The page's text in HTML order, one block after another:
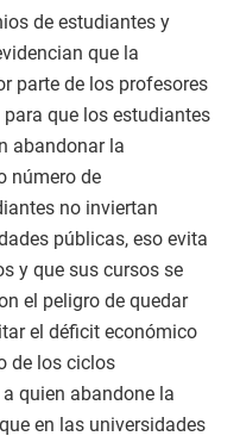
de estudiantes y
que la
parte de los profesores
que los estudiantes
abandonar la
número de
no inviertan
públicas, eso evita
y que sus cursos se
el peligro de quedar
el déficit económico
de los ciclos
quien abandone la
en las universidades